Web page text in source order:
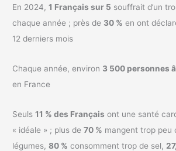
En 2024,1 Français sur 5 souffrait d’un
chaque année ; près de 30 % en ont
12 derniers mois
Chaque année, environ 3 500 personnes
en France
Seuls11 % des Français ont une santé
« idéale » ; plus de70 % mangent trop peu
légumes,80 % consomment trop de sel,